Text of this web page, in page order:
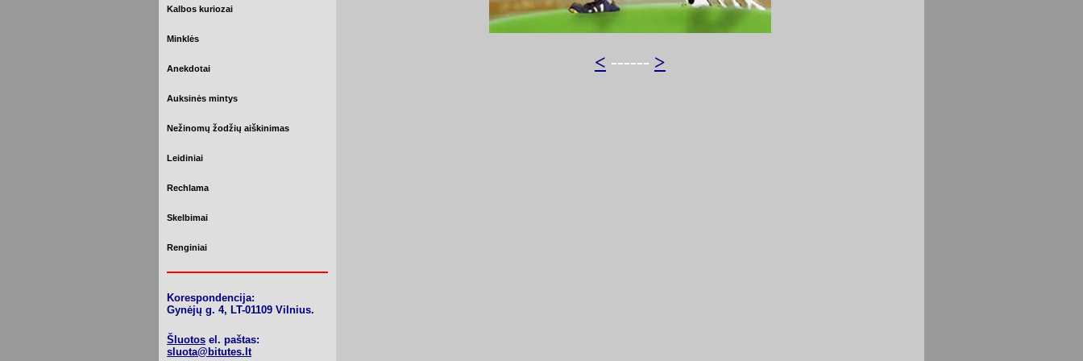
Kalbos kuriozai
Minklės
Anekdotai
Auksinės mintys
Nežinomų žodžių aiškinimas
Leidiniai
Rechlama
Skelbimai
Renginiai
Korespondencija:
Gynėjų g. 4, LT-01109 Vilnius.
Šluotos el. paštas:
sluota@bitutes.lt
< ------ >